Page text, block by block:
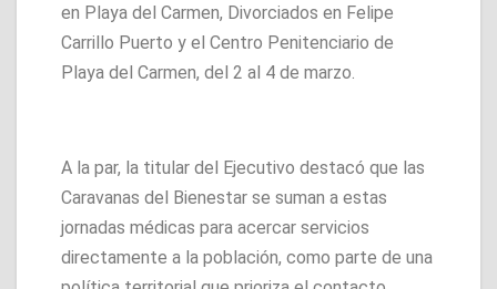
en Playa del Carmen, Divorciados en Felipe
Carrillo Puerto y el Centro Penitenciario de
Playa del Carmen, del 2 al 4 de marzo.
A la par, la titular del Ejecutivo destacó que las
Caravanas del Bienestar se suman a estas
jornadas médicas para acercar servicios
directamente a la población, como parte de una